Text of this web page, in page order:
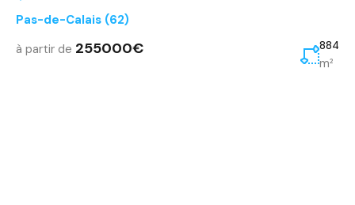
Pas-de-Calais (62)
à partir de 255000€ 884
m²